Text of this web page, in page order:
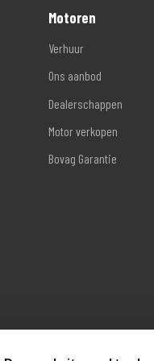
Motoren
Verhuur
Ons aanbod
Dealerschappen
Motor verkopen
Bovag Garantie